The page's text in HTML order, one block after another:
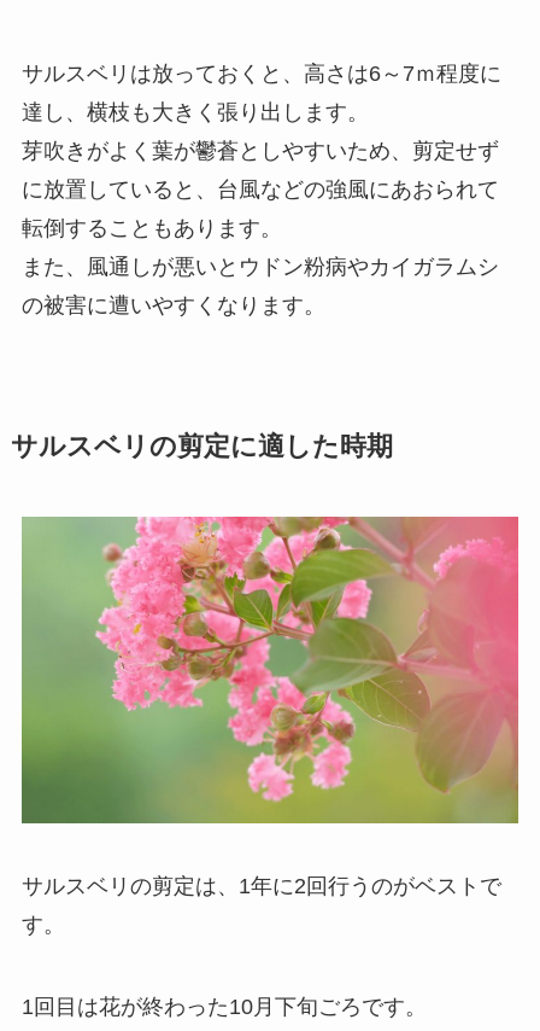
サルスベリは放っておくと、高さは6～7ｍ程度に
達し、横枝も大きく張り出します。
芽吹きがよく葉が鬱蒼としやすいため、剪定せず
に放置していると、台風などの強風にあおられて
転倒することもあります。
また、風通しが悪いとウドン粉病やカイガラムシ
の被害に遭いやすくなります。
サルスベリの剪定に適した時期
サルスベリの剪定は、1年に2回行うのがベストで
す。
1回目は花が終わった10月下旬ごろです。